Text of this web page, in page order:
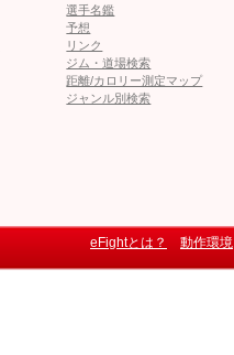
選手名鑑
予想
リンク
ジム・道場検索
距離/カロリー測定マップ
ジャンル別検索
eFightとは？ 動作環境